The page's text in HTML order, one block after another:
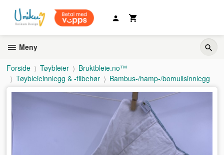
innholdet
Meny
Forside Tøybleier
Bruktbleie.no™
Tøybleieinnlegg & -tilbehør
Bambus-/hamp-/bomullsinnlegg